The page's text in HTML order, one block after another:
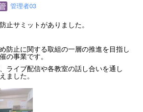
管理者03
止サミットがありました。
防止に関する取組の一層の推進を目指し
の事業です。
ライブ配信や各教室の話し合いを通し
ました。